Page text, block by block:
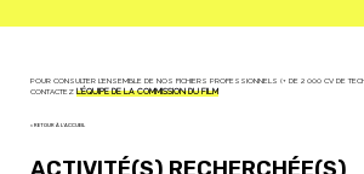
POUR CONSULTER L'ENSEMBLE DE NOS FICHIERS PROFESSIONNELS (+ DE 2 000 CV DE
CONTACTEZ L'ÉQUIPE DE LA COMMISSION DU FILM
< RETOUR À L'ACCUEIL